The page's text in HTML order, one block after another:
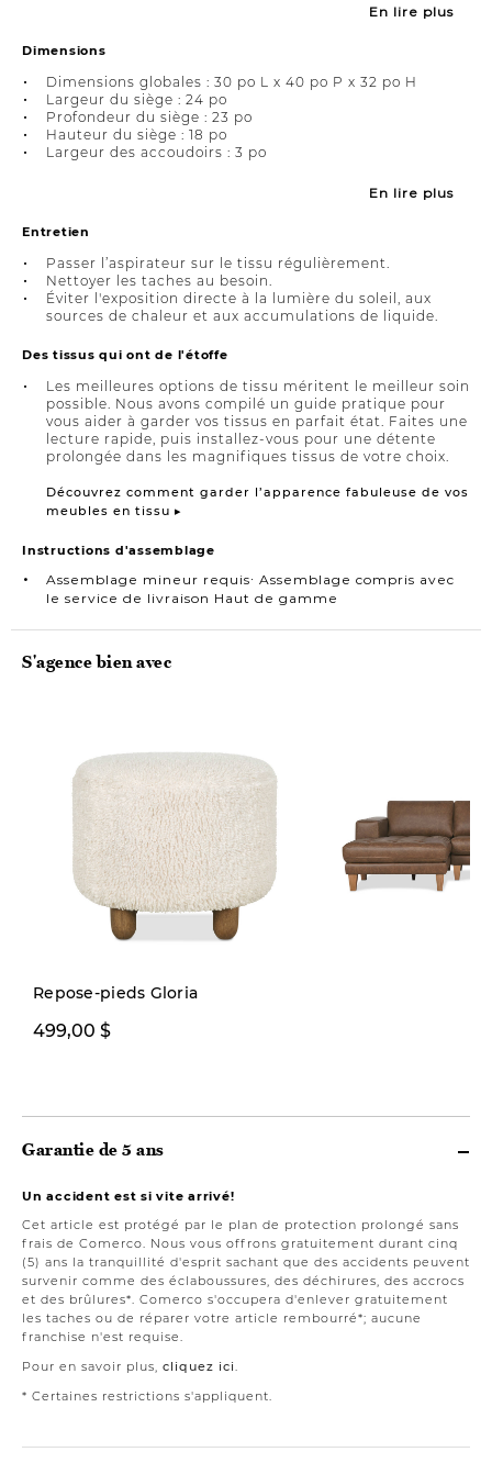
En lire plus
Dimensions
Dimensions globales : 30 po L x 40 po P x 32 po H
Largeur du siège : 24 po
Profondeur du siège : 23 po
Hauteur du siège : 18 po
Largeur des accoudoirs : 3 po
En lire plus
Entretien
Passer l’aspirateur sur le tissu régulièrement.
Nettoyer les taches au besoin.
Éviter l'exposition directe à la lumière du soleil, aux
sources de chaleur et aux accumulations de liquide.
Des tissus qui ont de l'étoffe
Les meilleures options de tissu méritent le meilleur soin
possible. Nous avons compilé un guide pratique pour
vous aider à garder vos tissus en parfait état. Faites une
lecture rapide, puis installez-vous pour une détente
prolongée dans les magnifiques tissus de votre choix.
Découvrez comment garder l’apparence fabuleuse de vos
meubles en tissu ▸
Instructions d'assemblage
Assemblage mineur requis∙ Assemblage compris avec
le service de livraison Haut de gamme
S'agence bien avec
Repose-pieds Gloria
499,00 $
Garantie de 5 ans
Un accident est si vite arrivé!
Cet article est protégé par le plan de protection prolongé sans
frais de Comerco. Nous vous offrons gratuitement durant cinq
(5) ans la tranquillité d'esprit sachant que des accidents peuvent
survenir comme des éclaboussures, des déchirures, des accrocs
et des brûlures*. Comerco s'occupera d'enlever gratuitement
les taches ou de réparer votre article rembourré*; aucune
franchise n'est requise.
Pour en savoir plus, cliquez ici
* Certaines restrictions s'appliquent.